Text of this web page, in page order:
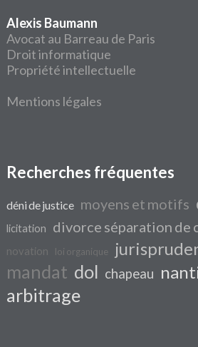
Alexis Baumann
Avocat au Barreau de Paris
Droit informatique
Propriété intellectuelle
Mentions légales
Recherches fréquentes
déni de justice moyens et motifs
licitation divorce séparation de
novation loi organique
mandat dol chapeau
arbitrage